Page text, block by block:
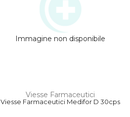
Immagine non disponibile
Viesse Farmaceutici
Viesse Farmaceutici Medifor D 30cps